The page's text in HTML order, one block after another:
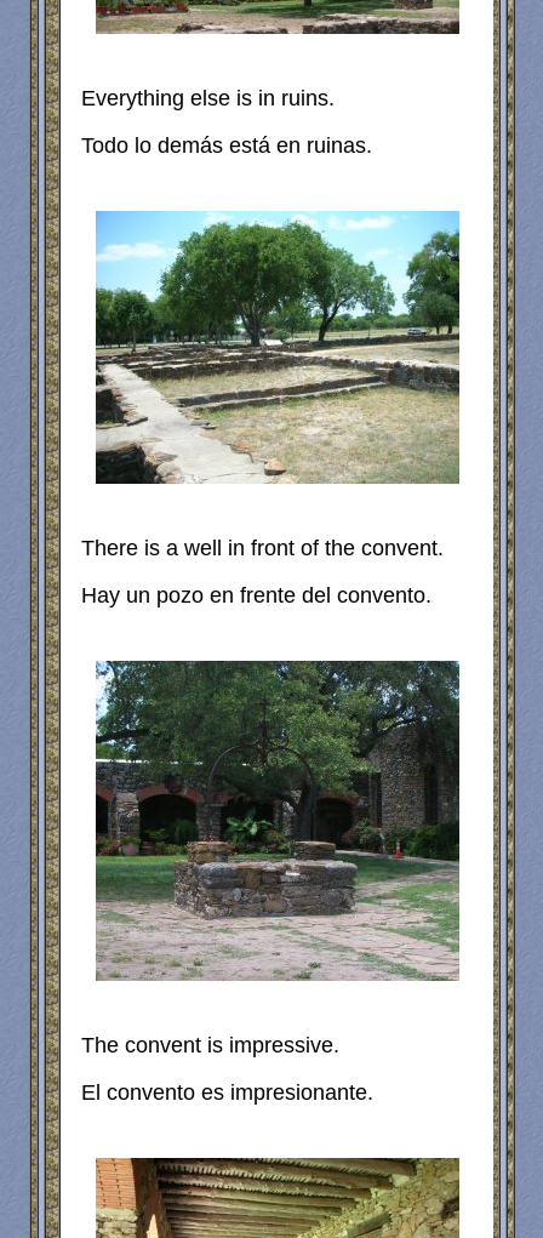
Everything else is in ruins.
Todo lo demás está en ruinas.
There is a well in front of the convent.
Hay un pozo en frente del convento.
The convent is impressive.
El convento es impresionante.